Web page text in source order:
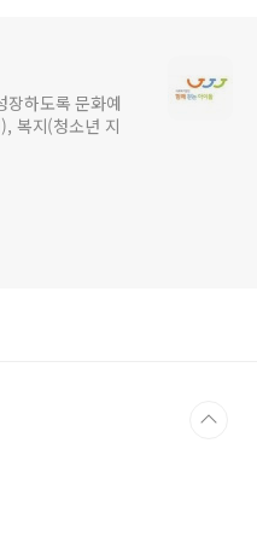
하도록 문화예
복지(청소년 지